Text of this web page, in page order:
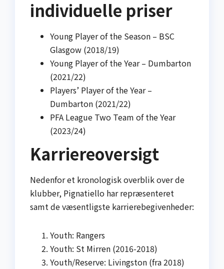
individuelle priser
Young Player of the Season – BSC
Glasgow (2018/19)
Young Player of the Year – Dumbarton
(2021/22)
Players’ Player of the Year –
Dumbarton (2021/22)
PFA League Two Team of the Year
(2023/24)
Karriereoversigt
Nedenfor et kronologisk overblik over de
klubber, Pignatiello har repræsenteret
samt de væsentligste karrierebegivenheder:
Youth: Rangers
Youth: St Mirren (2016-2018)
Youth/Reserve: Livingston (fra 2018)